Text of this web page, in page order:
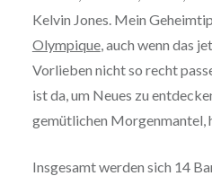
Kelvin Jones. Mein
Olympique, auch wenn das
Vorlieben nicht so recht
ist da, um Neues zu
gemütlichen Morgenmantel,
Insgesamt werden sich 14